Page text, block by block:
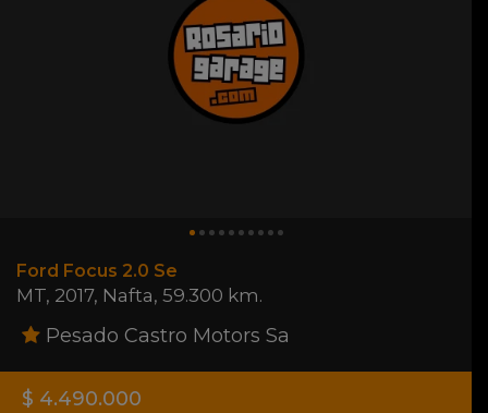
Ford Focus 2.0 Se
MT, 2017, Nafta, 59.300 km.
Pesado Castro Motors Sa
$ 4.490.000